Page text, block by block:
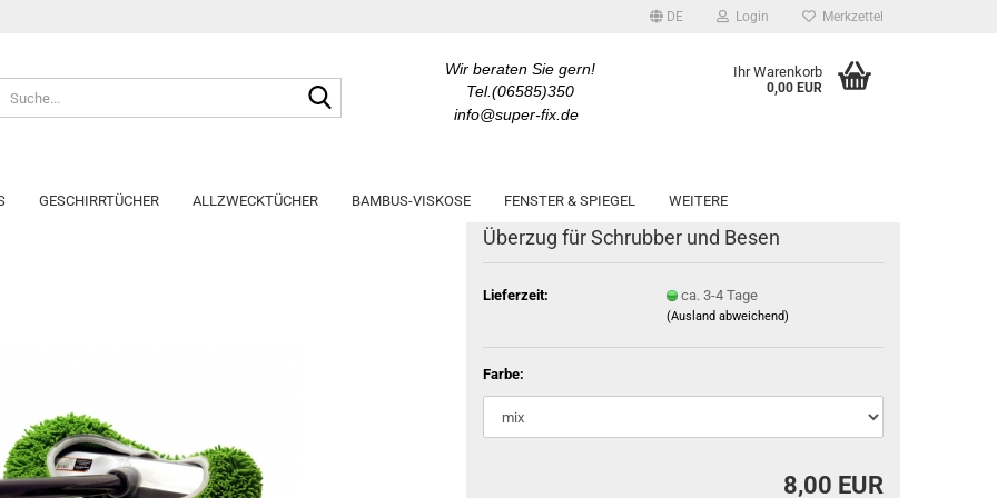
DE Login Merkzettel
Wir beraten Sie gern!
Tel.(06585)350
info@super-fix.de
Ihr Warenkorb
0,00 EUR
GESCHIRRTÜCHER ALLZWECKTÜCHER BAMBUS-VISKOSE FENSTER & SPIEGEL WEITERE
Überzug für Schrubber und Besen
Lieferzeit: ca. 3-4 Tage
(Ausland abweichend)
Farbe:
8,00 EUR